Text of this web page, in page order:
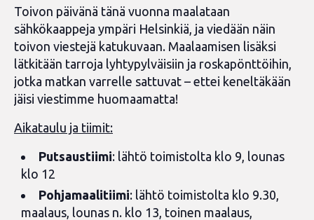
Toivon päivänä tänä vuonna maalataan
sähkökaappeja ympäri Helsinkiä, ja viedään näin
toivon viestejä katukuvaan. Maalaamisen lisäksi
lätkitään tarroja lyhtypylväisiin ja roskapönttöihin,
jotka matkan varrelle sattuvat – ettei keneltäkään
jäisi viestimme huomaamatta!
Aikataulu ja tiimit:
Putsaustiimi: lähtö toimistolta klo 9, lounas
klo 12
Pohjamaalitiimi: lähtö toimistolta klo 9.30,
maalaus, lounas n. klo 13, toinen maalaus,